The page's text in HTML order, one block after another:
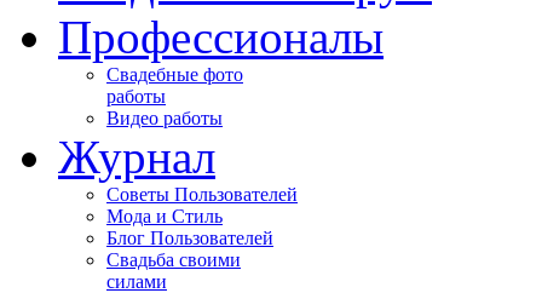
Профессионалы
Свадебные фото
работы
Видео работы
Журнал
Советы Пользователей
Мода и Стиль
Блог Пользователей
Свадьба своими
силами